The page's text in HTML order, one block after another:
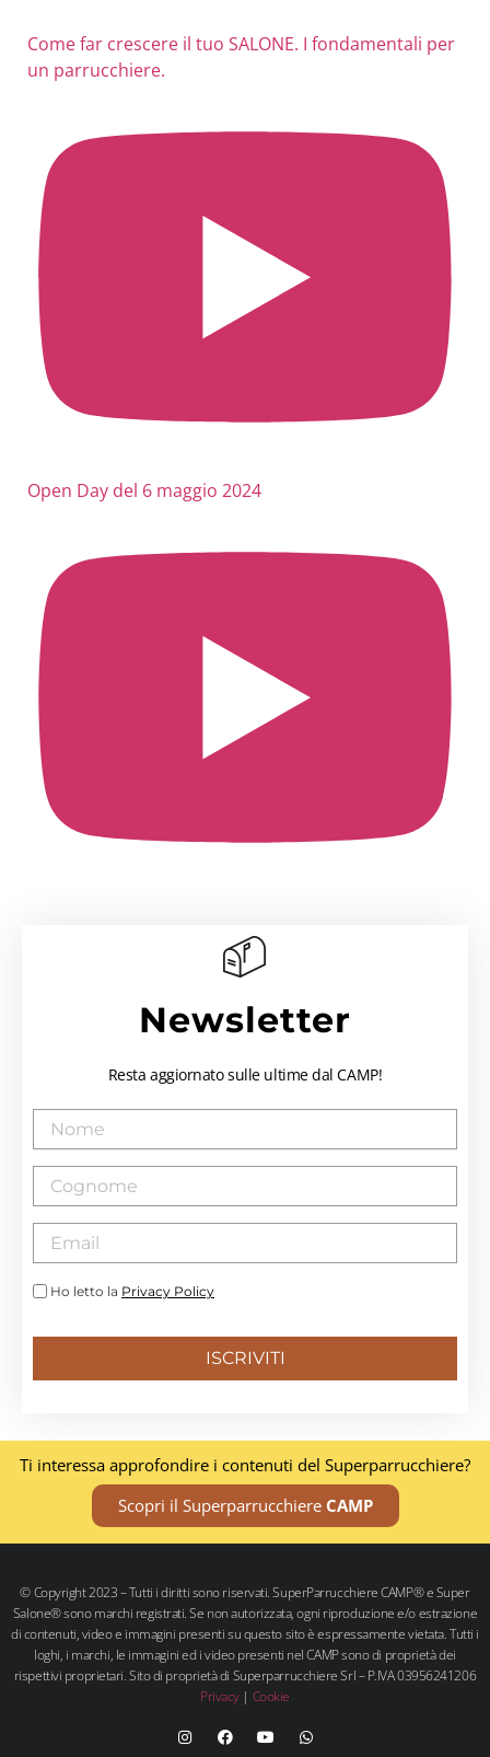
Come far crescere il tuo SALONE. I fondamentali per
un parrucchiere.
Open Day del 6 maggio 2024
Newsletter
Resta aggiornato sulle ultime dal CAMP!
Ho letto la Privacy Policy
ISCRIVITI
Ti interessa approfondire i contenuti del Superparrucchiere?
Scopri il Superparrucchiere CAMP
© Copyright 2023 – Tutti i diritti sono riservati. SuperParrucchiere CAMP® e Super
Salone® sono marchi registrati. Se non autorizzata, ogni riproduzione e/o estrazione
di contenuti, video e immagini presenti su questo sito è espressamente vietata. Tutti i
loghi, i marchi, le immagini ed i video presenti nel CAMP sono di proprietà dei
rispettivi proprietari. Sito di proprietà di Superparrucchiere Srl – P.IVA 03956241206
Privacy| Cookie